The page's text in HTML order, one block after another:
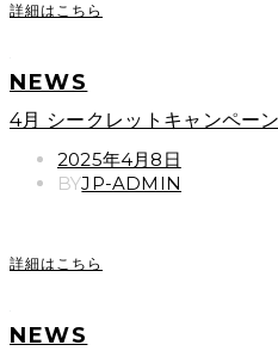
詳細はこちら
NEWS
4月 シークレットキャンペー
POSTED
ON
2025年4月8日
BYJP-ADMIN
詳細はこちら
NEWS